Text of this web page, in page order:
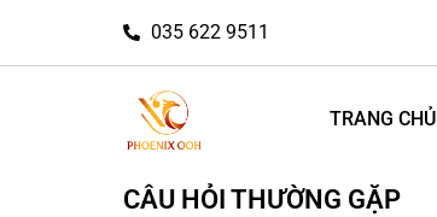
035 622 9511
TRANG CHỦ
CÂU HỎI THƯỜNG GẶP